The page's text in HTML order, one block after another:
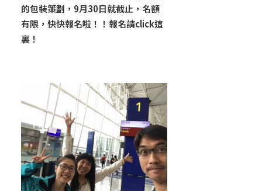
的包裝策劃，9月30日就截止，名額
有限，快快報名啦！！報名請click這
裏 ！